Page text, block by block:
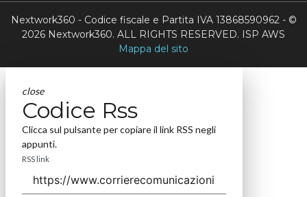
Nextwork360 - Codice fiscale e Partita IVA 13868590962 - ©
2026 Nextwork360. ALL RIGHTS RESERVED. ISP AWS
Mappa del sito
close
Codice Rss
Clicca sul pulsante per copiare il link RSS negli
appunti.
RSS link